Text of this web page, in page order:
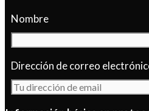
Nombre
Dirección de correo